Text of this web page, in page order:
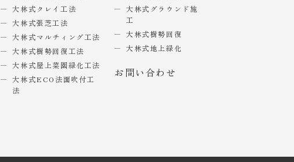
大林式クレイ工法
大林式張芝工法
大林式マルチィング工法
大林式樹勢回復工法
大林式屋上菜園緑化工法
大林式ECO法面吹付工
法
大林式グラウンド施
工
大林式樹勢回復
大林式地上緑化
お問い合わせ